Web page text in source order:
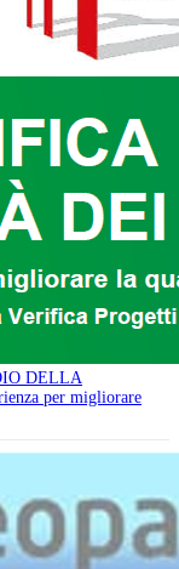
DELLA
per migliorare